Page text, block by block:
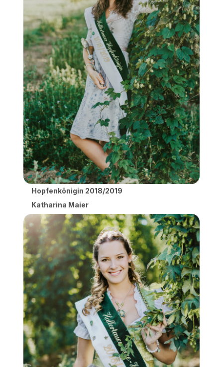
Hopfenkönigin 2018/2019
Katharina Maier